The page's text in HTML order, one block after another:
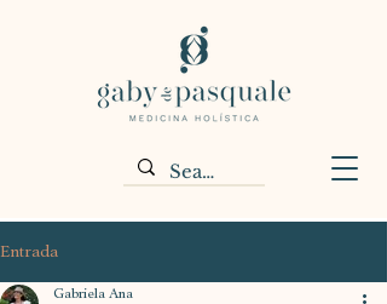
Entrada
Gabriela Ana